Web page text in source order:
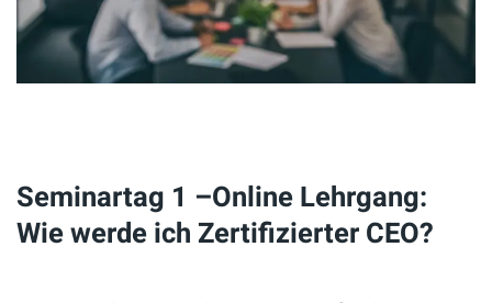
Seminartag 1 –Online Lehrgang:
Wie werde ich Zertifizierter CEO?